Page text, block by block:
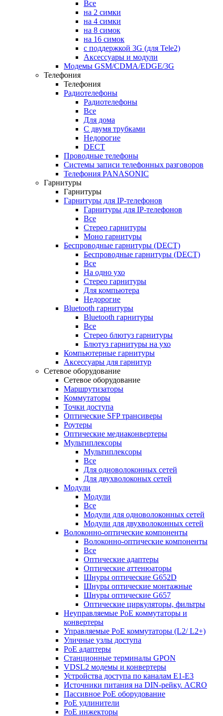
Все
на 2 симки
на 4 симки
на 8 симок
на 16 симок
с поддержкой 3G (для Tele2)
Аксессуары и модули
Модемы GSM/CDMA/EDGE/3G
Телефония
Телефония
Радиотелефоны
Радиотелефоны
Все
Для дома
С двумя трубками
Недорогие
DECT
Проводные телефоны
Системы записи телефонных разговоров
Телефония PANASONIC
Гарнитуры
Гарнитуры
Гарнитуры для IP-телефонов
Гарнитуры для IP-телефонов
Все
Стерео гарнитуры
Моно гарнитуры
Беспроводные гарнитуры (DECT)
Беспроводные гарнитуры (DECT)
Все
На одно ухо
Стерео гарнитуры
Для компьютера
Недорогие
Bluetooth гарнитуры
Bluetooth гарнитуры
Все
Стерео блютуз гарнитуры
Блютуз гарнитуры на ухо
Компьютерные гарнитуры
Аксессуары для гарнитур
Сетевое оборудование
Сетевое оборудование
Маршрутизаторы
Коммутаторы
Точки доступа
Оптические SFP трансиверы
Роутеры
Оптические медиаконвертеры
Мультиплексоры
Мультиплексоры
Все
Для одноволоконных сетей
Для двухволоконых сетей
Модули
Модули
Все
Модули для одноволоконных сетей
Модули для двухволоконных сетей
Волоконно-оптические компоненты
Волоконно-оптические компоненты
Все
Оптические адаптеры
Оптические аттенюаторы
Шнуры оптические G652D
Шнуры оптические монтажные
Шнуры оптические G657
Оптические циркуляторы, фильтры
Неуправляемые PoE коммутаторы и
конвертеры
Управляемые PoE коммутаторы (L2/ L2+)
Уличные узлы доступа
PoE адаптеры
Станционные терминалы GPON
VDSL2 модемы и конвертеры
Устройства доступа по каналам E1-E3
Источники питания на DIN-рейку. ACRO
Пассивное PoE оборудование
PoE удлинители
PoE инжекторы